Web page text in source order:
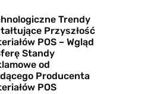
Trendy
Przyszłość
POS – Wgląd
Standy
od
Producenta
POS